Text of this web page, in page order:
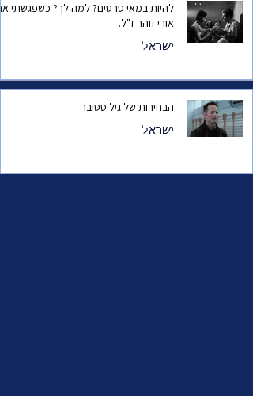
להיות במאי סרטים? למה לך? כשפגשתי
אורי זוהר ז"ל.
ישראל
הבחירות של גיל ססובר
ישראל